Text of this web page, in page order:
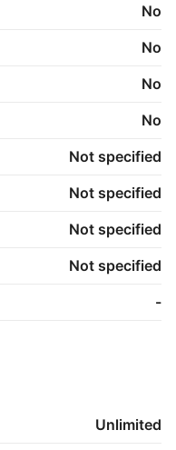
No
No
No
No
Not specified
Not specified
Not specified
Not specified
-
Unlimited